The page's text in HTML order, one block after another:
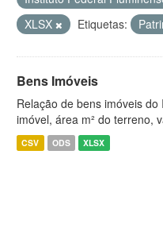
XLSX
Etiquetas:
Bens Imóveis
Relação de bens imóveis
imóvel, área m² do terreno,
CSV ODS XLSX